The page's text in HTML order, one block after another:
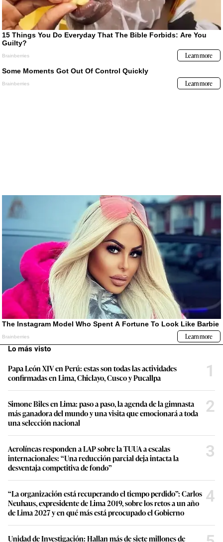
Lo más visto
Papa León XIV en Perú: estas son todas las actividades
confirmadas en Lima, Chiclayo, Cusco y Pucallpa
1
Simone Biles en Lima: paso a paso, la agenda de la gimnasta
más ganadora del mundo y una visita que emocionará a toda
una selección nacional
2
Aerolíneas responden a LAP sobre la TUUA a escalas
internacionales: “Una reducción parcial deja intacta la
desventaja competitiva de fondo”
3
“La organización está recuperando el tiempo perdido”: Carlos
Neuhaus, expresidente de Lima 2019, sobre los retos a un año
de Lima 2027 y en qué más está preocupado el Gobierno
4
Unidad de Investigación: Hallan más de siete millones de